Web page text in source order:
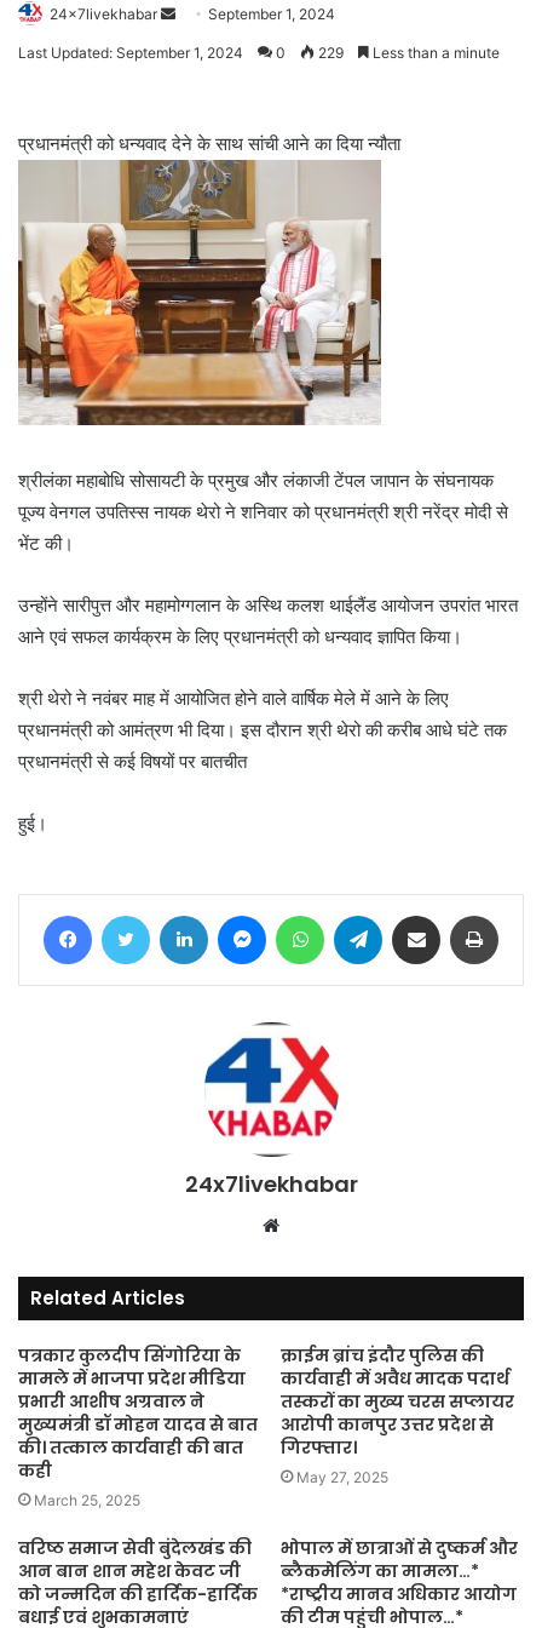
24x7livekhabar
SendSeptember 1, 2024
Last Updated: September 1, 2024 0 229 Less than a minute
प्रधानमंत्री को धन्यवाद देने के साथ सांची आने का दिया न्यौता
श्रीलंका महाबोधि सोसायटी के प्रमुख और लंकाजी टेंपल जापान के संघनायक
पूज्य वेनगल उपतिस्स नायक थेरो ने शनिवार को प्रधानमंत्री श्री नरेंद्र मोदी से
भेंट की।
उन्होंने सारीपुत्त और महामोग्गलान के अस्थि कलश थाईलैंड आयोजन उपरांत भारत
आने एवं सफल कार्यक्रम के लिए प्रधानमंत्री को धन्यवाद ज्ञापित किया।
श्री थेरो ने नवंबर माह में आयोजित होने वाले वार्षिक मेले में आने के लिए
प्रधानमंत्री को आमंत्रण भी दिया। इस दौरान श्री थेरो की करीब आधे घंटे तक
प्रधानमंत्री से कई विषयों पर बातचीत
हुई।
FacebookTwitter LinkedIn MessengerWhatsAppTelegram Share via Email
24x7livekhabar
Website
Related Articles
पत्रकार कुलदीप सिंगोरिया के
मामले में भाजपा प्रदेश मीडिया
प्रभारी आशीष अग्रवाल ने
मुख्यमंत्री डॉ मोहन यादव से बात
की। तत्काल कार्यवाही की बात
कही
March 25, 2025
क्राईम ब्रांच इंदौर पुलिस की
कार्यवाही में अवैध मादक पदार्थ
तस्करों का मुख्य चरस सप्लायर
आरोपी कानपुर उत्तर प्रदेश से
गिरफ्तार।
May 27, 2025
वरिष्ठ समाज सेवी बुंदेलखंड की
आन बान शान महेश केवट जी
को जन्मदिन की हार्दिक-हार्दिक
बधाई एवं शुभकामनाएं
भोपाल में छात्राओं से दुष्कर्म और
ब्लैकमेलिंग का मामला…*
*राष्ट्रीय मानव अधिकार आयोग
की टीम पहुंची भोपाल…*